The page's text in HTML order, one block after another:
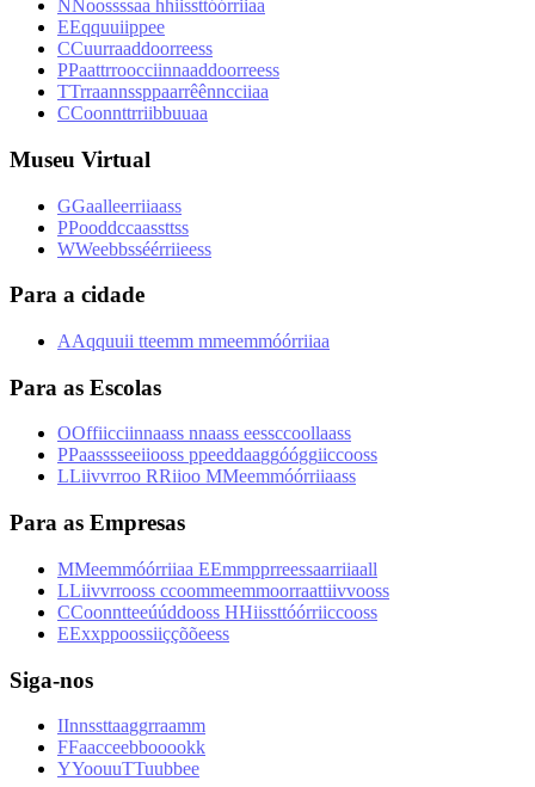
N Noossssaa h hiissttóórriiaa
EEqquuiippee
CCuurraaddoorreess
PPaattrroocciinnaaddoorreess
TTrraannssppaarrêênncciiaa
CCoonnttrriibbuuaa
Museu Virtual
GGaalleerriiaass
PPooddccaassttss
WWeebbsséérriieess
Para a cidade
AAqquuii tteemm mmeemmóórriiaa
Para as Escolas
OOffiicciinnaass nnaass eessccoollaass
PPaasssseeiiooss ppeeddaaggóóggiiccooss
LLiivvrroo RRiioo MMeemmóórriiaass
Para as Empresas
MMeemmóórriiaa EEmmpprreessaarriiaall
LLiivvrrooss ccoommeemmoorraattiivvooss
CCoonntteeúúddooss HHiissttóórriiccooss
EExxppoossiiççõõeess
Siga-nos
IInnssttaaggrraamm
FFaacceebbooookk
YYoouuTTuubbee